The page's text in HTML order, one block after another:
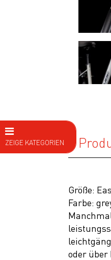
ZEIGE KATEGORIEN
Größe:
Farbe:
oder über